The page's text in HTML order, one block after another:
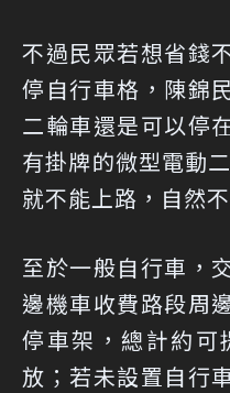
不過民眾若想省錢
停自行車格，陳錦
二輪車還是可以停
有掛牌的微型電動
就不能上路，自然
至於一般自行車，
邊機車收費路段周
停車架，總計約可
放；若未設置自行